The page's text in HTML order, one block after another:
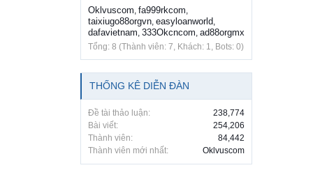
Oklvuscom, fa999rkcom,
taixiugo88orgvn, easyloanworld,
dafavietnam, 333Okcncom, ad88orgmx
Tổng: 8 (Thành viên: 7, Khách: 1, Bots: 0)
THỐNG KÊ DIỄN ĐÀN
Đề tài thảo luận:
238,774
Bài viết:
254,206
Thành viên:
84,442
Thành viên mới nhất:
Oklvuscom